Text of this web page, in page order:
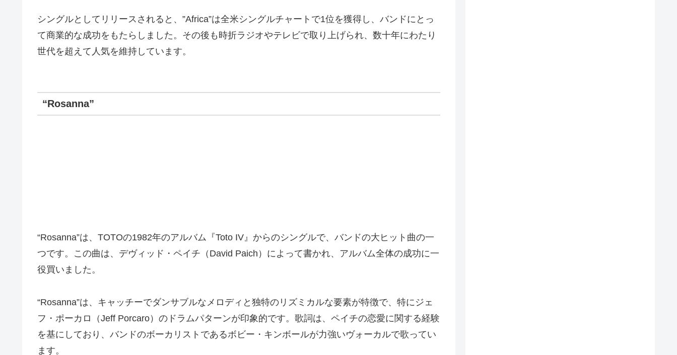
シングルとしてリリースされると、”Africa”は全米シングルチャートで1位を獲得し、バンドにとっ
て商業的な成功をもたらしました。その後も時折ラジオやテレビで取り上げられ、数十年にわたり
世代を超えて人気を維持しています。
“Rosanna”
“Rosanna”は、TOTOの1982年のアルバム『Toto IV』からのシングルで、バンドの大ヒット曲の一
つです。この曲は、デヴィッド・ペイチ（David Paich）によって書かれ、アルバム全体の成功に一
役買いました。
“Rosanna”は、キャッチーでダンサブルなメロディと独特のリズミカルな要素が特徴で、特にジェ
フ・ポーカロ（Jeff Porcaro）のドラムパターンが印象的です。歌詞は、ペイチの恋愛に関する経験
を基にしており、バンドのボーカリストであるボビー・キンボールが力強いヴォーカルで歌ってい
ます。